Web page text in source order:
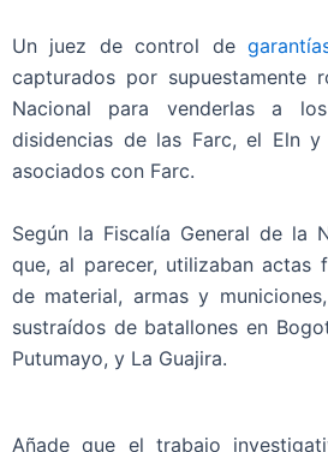
Un juez de control de
capturados por supuestamente
Nacional para venderlas a
disidencias de las Farc, el Eln
asociados con Farc.
Según la Fiscalía General de la
que, al parecer, utilizaban actas
de material, armas y
sustraídos de batallones en
Putumayo, y La Guajira.
Añade que el trabajo